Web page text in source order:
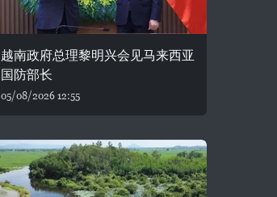
越南政府总理黎明兴会见马来西亚
国防部长
05/08/2026 12:55